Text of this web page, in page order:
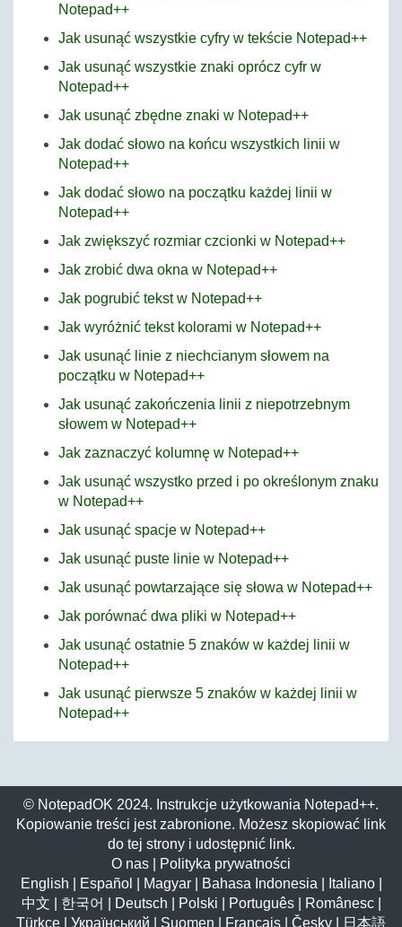
Notepad++
Jak usunąć wszystkie cyfry w tekście Notepad++
Jak usunąć wszystkie znaki oprócz cyfr w
Notepad++
Jak usunąć zbędne znaki w Notepad++
Jak dodać słowo na końcu wszystkich linii w
Notepad++
Jak dodać słowo na początku każdej linii w
Notepad++
Jak zwiększyć rozmiar czcionki w Notepad++
Jak zrobić dwa okna w Notepad++
Jak pogrubić tekst w Notepad++
Jak wyróżnić tekst kolorami w Notepad++
Jak usunąć linie z niechcianym słowem na
początku w Notepad++
Jak usunąć zakończenia linii z niepotrzebnym
słowem w Notepad++
Jak zaznaczyć kolumnę w Notepad++
Jak usunąć wszystko przed i po określonym znaku
w Notepad++
Jak usunąć spacje w Notepad++
Jak usunąć puste linie w Notepad++
Jak usunąć powtarzające się słowa w Notepad++
Jak porównać dwa pliki w Notepad++
Jak usunąć ostatnie 5 znaków w każdej linii w
Notepad++
Jak usunąć pierwsze 5 znaków w każdej linii w
Notepad++
© NotepadOK 2024. Instrukcje użytkowania Notepad++.
Kopiowanie treści jest zabronione. Możesz skopiować link
do tej strony i udostępnić link.
O nas
Polityka prywatności
English
Español Magyar| Bahasa Indonesia Italiano|
中文
한국어 Deutsch Polski Português| Românesc|
Türkçe
Український Suomen Français Česky 日本語